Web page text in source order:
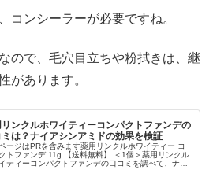
コンシーラーが必要ですね。
ので、毛穴目立ちや粉拭きは、継
があります。
ンクルホワイティーコンパクトファンデの
ミは？ナイアシンアミドの効果を検証
ージはPRを含みます薬用リンクルホワイティー コ
トファンデ 11g 【送料無料】 ＜1個＞薬用リンクル
ティーコンパクトファンデの口コミを調べて、ナイ